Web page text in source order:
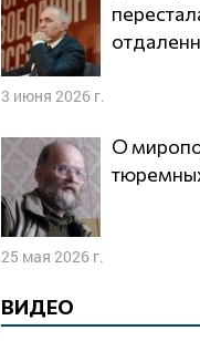
3 июня 2026 г.
О миропорядке 1945 года (из
25 мая 2026 г.
ВИДЕО